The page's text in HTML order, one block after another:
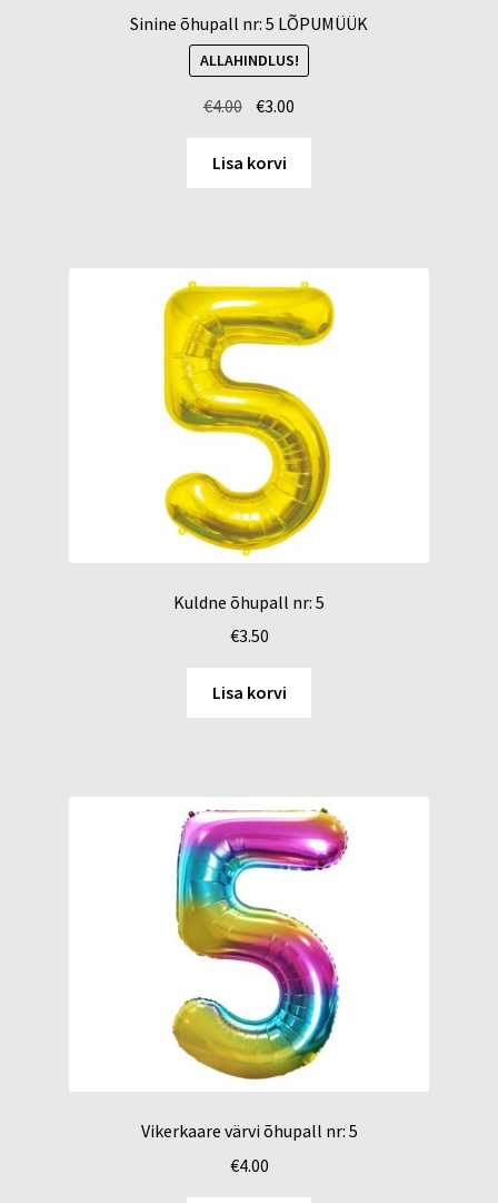
Sinine õhupall nr: 5 LÕPUMÜÜK
ALLAHINDLUS!
€4.00 Algne
oli:
€3.00
Lisa korvi
Kuldne õhupall nr: 5
€3.50
Lisa korvi
Vikerkaare värvi õhupall nr: 5
€4.00